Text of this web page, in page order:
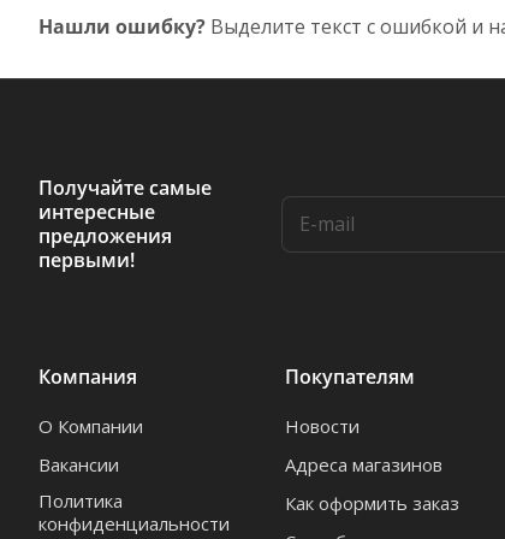
Нашли ошибку? Выделите текст с ошибкой и
Получайте самые
интересные
предложения
первыми!
Компания
О Компании
Вакансии
Политика
конфиденциальности
Покупателям
Новости
Адреса магазинов
Как оформить заказ